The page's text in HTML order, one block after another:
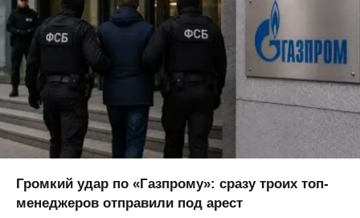
Громкий удар по «Газпрому»: сразу троих топ-
менеджеров отправили под арест